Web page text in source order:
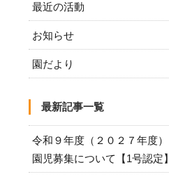
最近の活動
お知らせ
園だより
最新記事一覧
令和９年度（２０２７年度）
園児募集について【1号認定】